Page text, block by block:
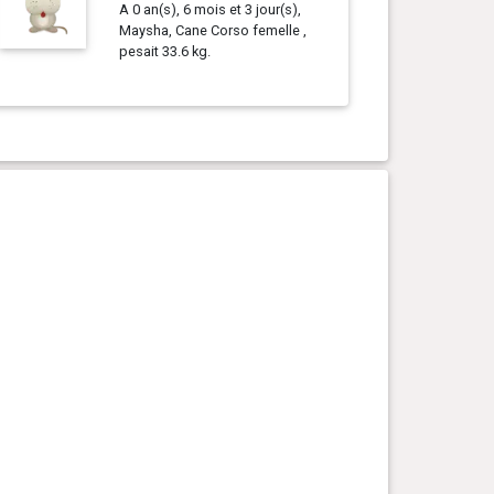
A 0 an(s), 6 mois et 3 jour(s),
Maysha, Cane Corso femelle ,
pesait 33.6 kg.